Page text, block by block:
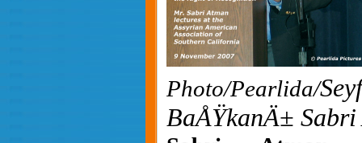
Photo/Pearlida/
BaÅŸkanÄ±